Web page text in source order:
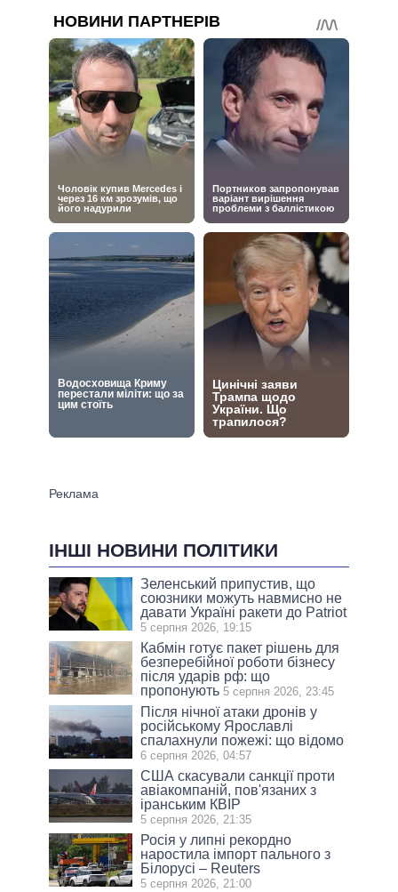
ІНШІ НОВИНИ ПОЛІТИКИ
Зеленський припустив, що
союзники можуть навмисно не
давати Україні ракети до Patriot
5 серпня 2026, 19:15
Кабмін готує пакет рішень для
безперебійної роботи бізнесу
після ударів рф: що
пропонують 5 серпня 2026, 23:45
Після нічної атаки дронів у
російському Ярославлі
спалахнули пожежі: що відомо
6 серпня 2026, 04:57
США скасували санкції проти
авіакомпаній, пов'язаних з
іранським КВІР
5 серпня 2026, 21:35
Росія у липні рекордно
наростила імпорт пального з
Білорусі – Reuters
5 серпня 2026, 21:00